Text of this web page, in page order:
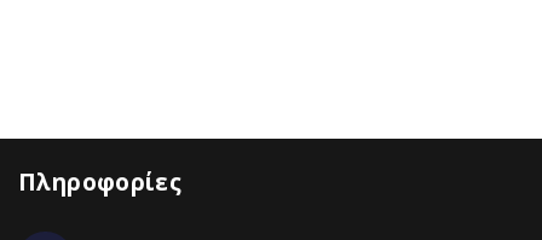
Πληροφορίες